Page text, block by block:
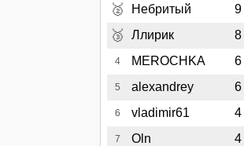
🥈 Небритый 9
🥉 Ллирик 8
4 MEROCHKA 6
5 alexandrey 6
6 vladimir61 4
7 Oln 4